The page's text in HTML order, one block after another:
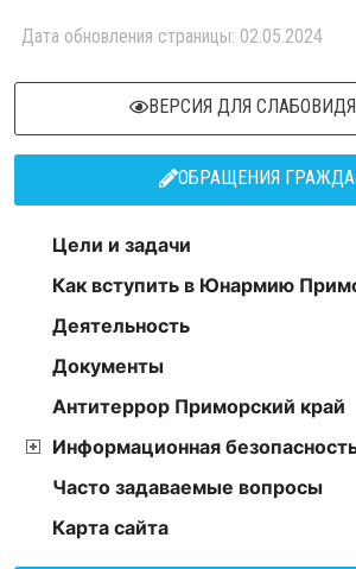
Дата обновления страницы: 02.05.2024
ВЕРСИЯ ДЛЯ
ОБРАЩЕНИЯ
Цели и задачи
Как вступить в Юнармию
Деятельность
Документы
Антитеррор Приморский край
Информационная
Часто задаваемые вопросы
Карта сайта